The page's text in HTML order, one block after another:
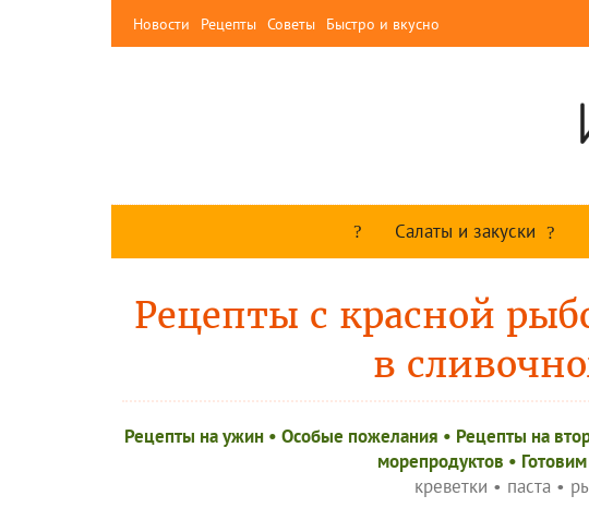
Новости Рецепты Советы Быстро и вкусно
Салаты и закуски
Рецепты с красной
в
Рецепты на ужин • Особые пожелания • Рецепты на
морепродуктов •
креветки • паста•